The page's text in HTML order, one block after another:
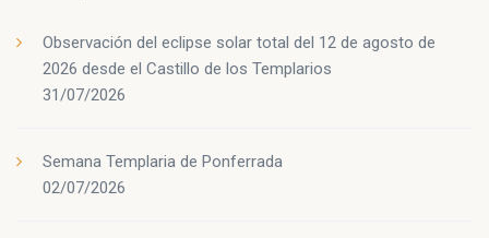
Observación del eclipse solar total del 12 de agosto de
2026 desde el Castillo de los Templarios
31/07/2026
Semana Templaria de Ponferrada
02/07/2026